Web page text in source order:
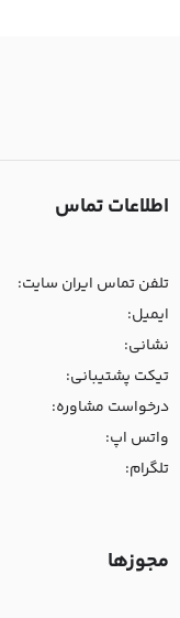
اطلاعات تماس
تلفن تماس ایران سایت:
ایمیل:
نشانی:
تیکت پشتیبانی:
درخواست مشاوره:
واتس اپ:
تلگرام:
مجوزها